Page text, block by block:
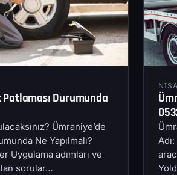
Durumunda
Ümraniye’de
Ne Yapılmalı?
Uygulama adımları ve
sorular…